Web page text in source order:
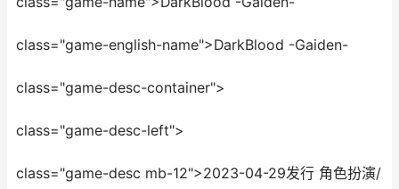
class="game-english-name">DarkBlood -Gaiden-
class="game-desc-container">
class="game-desc-left">
class="game-desc mb-12">2023-04-29发行 角色扮演/